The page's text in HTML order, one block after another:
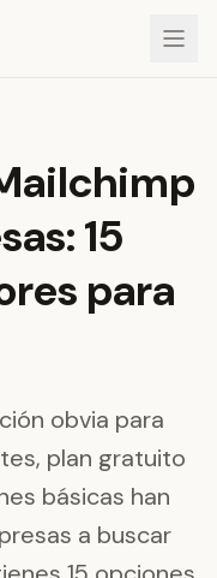
15
para
obvia para
plan gratuito
básicas han
a buscar